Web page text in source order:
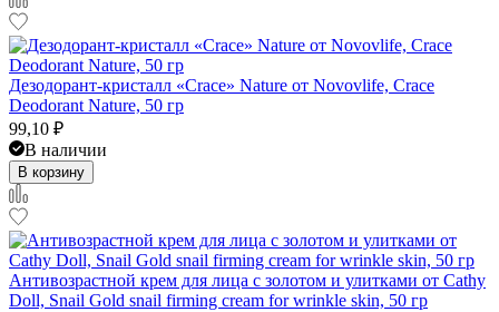
Дезодорант-кристалл «Crace» Nature от Novovlife, Crace
Deodorant Nature, 50 гр
99,10 ₽
В наличии
В корзину
Антивозрастной крем для лица с золотом и улитками от Cathy
Doll, Snail Gold snail firming cream for wrinkle skin, 50 гр